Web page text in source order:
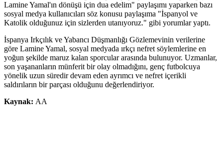
Lamine Yamal'ın dönüşü için dua edelim" paylaşımı yaparken bazı
sosyal medya kullanıcıları söz konusu paylaşıma "İspanyol ve
Katolik olduğunuz için sizlerden utanıyoruz." gibi yorumlar yaptı.
İspanya Irkçılık ve Yabancı Düşmanlığı Gözlemevinin verilerine
göre Lamine Yamal, sosyal medyada ırkçı nefret söylemlerine en
yoğun şekilde maruz kalan sporcular arasında bulunuyor. Uzmanlar,
son yaşananların münferit bir olay olmadığını, genç futbolcuya
yönelik uzun süredir devam eden ayrımcı ve nefret içerikli
saldırıların bir parçası olduğunu değerlendiriyor.
Kaynak: AA